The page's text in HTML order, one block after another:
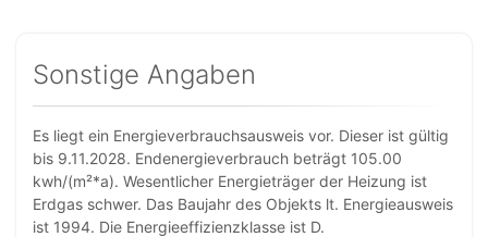
Sonstige Angaben
Es liegt ein Energieverbrauchsausweis vor. Dieser ist gültig
bis 9.11.2028. Endenergieverbrauch beträgt 105.00
kwh/(m²*a). Wesentlicher Energieträger der Heizung ist
Erdgas schwer. Das Baujahr des Objekts lt. Energieausweis
ist 1994. Die Energieeffizienzklasse ist D.